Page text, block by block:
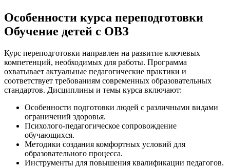
Особенности курса переподготовки
Обучение детей с ОВЗ
Курс переподготовки направлен на развитие ключевых
компетенций, необходимых для работы. Программа
охватывает актуальные педагогические практики и
соответствует требованиям современных образовательных
стандартов. Дисциплины и темы курса включают:
Особенности подготовки людей с различными видами
ограничений здоровья.
Психолого-педагогическое сопровождение
обучающихся.
Методики создания комфортных условий для
образовательного процесса.
Инструменты для повышения квалификации педагогов.